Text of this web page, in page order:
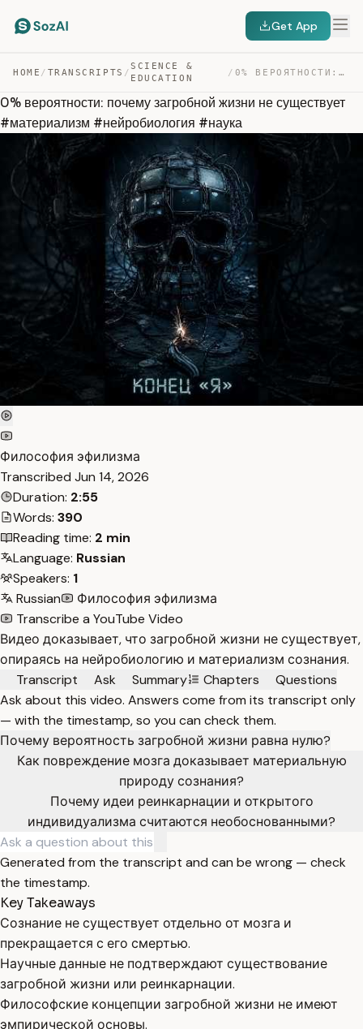
Get App
HOME / TRANSCRIPTS /
SCIENCE &
EDUCATION
/ 0% ВЕРОЯТНОСТИ: ПОЧЕМУ ЗАГРОБНОЙ ЖИЗНИ НЕ СУЩЕСТВУЕТ #М… — TRANSCRIPT
0% вероятности: почему загробной жизни не существует
#материализм #нейробиология #наука
Философия эфилизма
Transcribed Jun 14, 2026
Duration: 2:55
Words: 390
Reading time: 2 min
Language: Russian
Speakers: 1
Russian
Философия эфилизма
Transcribe a YouTube Video
Видео доказывает, что загробной жизни не существует,
опираясь на нейробиологию и материализм сознания.
Transcript
Ask Summary Chapters
Questions
Ask about this video. Answers come from its transcript only
— with the timestamp, so you can check them.
Почему вероятность загробной жизни равна нулю?
Как повреждение мозга доказывает материальную
природу сознания?
Почему идеи реинкарнации и открытого
индивидуализма считаются необоснованными?
Generated from the transcript and can be wrong — check
the timestamp.
Key Takeaways
Сознание не существует отдельно от мозга и
прекращается с его смертью.
Научные данные не подтверждают существование
загробной жизни или реинкарнации.
Философские концепции загробной жизни не имеют
эмпирической основы.